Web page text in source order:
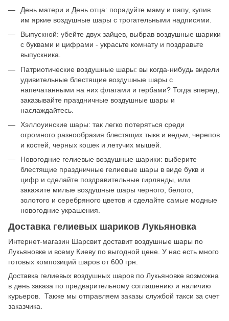
День матери и День отца: порадуйте маму и папу, купив
им яркие воздушные шары с трогательными надписями.
Выпускной: убейте двух зайцев, выбрав воздушные шарики
с буквами и цифрами - украсьте комнату и поздравьте
выпускника.
Патриотические воздушные шары: вы когда-нибудь видели
удивительные блестящие воздушные шары с
напечатанными на них флагами и гербами? Тогда вперед,
заказывайте праздничные воздушные шары и
наслаждайтесь.
Хэллоуинские шары: так легко потеряться среди
огромного разнообразия блестящих тыкв и ведьм, черепов
и костей, черных кошек и летучих мышей.
Новогодние гелиевые воздушные шарики: выберите
блестящие праздничные гелиевые шары в виде букв и
цифр и сделайте поздравительные гирлянды, или
закажите милые воздушные шары черного, белого,
золотого и серебряного цветов и сделайте самые модные
новогодние украшения.
Доставка гелиевых шариков Лукьяновка
Интернет-магазин Шарсвит доставит воздушные шары по
Лукьяновке и всему Киеву по выгодной цене. У нас есть много
готовых композиций шаров от 600 грн.
Доставка гелиевых воздушных шаров по Лукьяновке возможна
в день заказа по предварительному соглашению и наличию
курьеров. Также мы отправляем заказы службой такси за счет
заказчика.